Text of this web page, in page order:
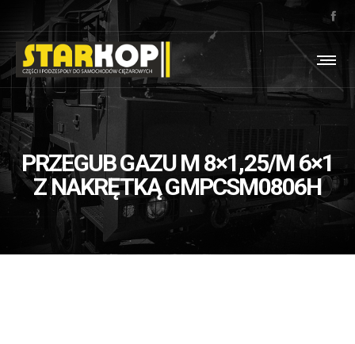
PRZEGUB GAZU M 8×1,25/M 6×1
Z NAKRĘTKĄ GMPCSM0806H